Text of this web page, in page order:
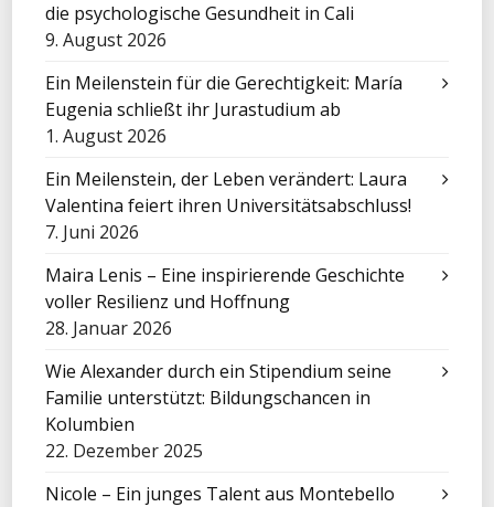
die psychologische Gesundheit in Cali
9. August 2026
Ein Meilenstein für die Gerechtigkeit: María
Eugenia schließt ihr Jurastudium ab
1. August 2026
Ein Meilenstein, der Leben verändert: Laura
Valentina feiert ihren Universitätsabschluss!
7. Juni 2026
Maira Lenis – Eine inspirierende Geschichte
voller Resilienz und Hoffnung
28. Januar 2026
Wie Alexander durch ein Stipendium seine
Familie unterstützt: Bildungschancen in
Kolumbien
22. Dezember 2025
Nicole – Ein junges Talent aus Montebello